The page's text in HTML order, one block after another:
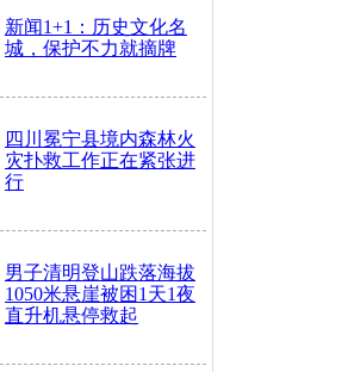
新闻1+1：历史文化名
城，保护不力就摘牌
四川冕宁县境内森林火
灾扑救工作正在紧张进
行
男子清明登山跌落海拔
1050米悬崖被困1天1夜
直升机悬停救起